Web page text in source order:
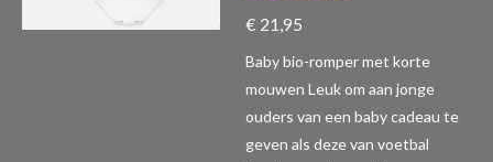
€ 21,95
Baby bio-romper met korte
mouwen Leuk om aan jonge
ouders van een baby cadeau te
geven als deze van voetbal